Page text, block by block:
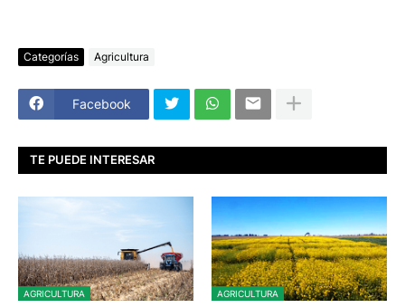
Categorías Agricultura
Facebook
TE PUEDE INTERESAR
AGRICULTURA AGRICULTURA